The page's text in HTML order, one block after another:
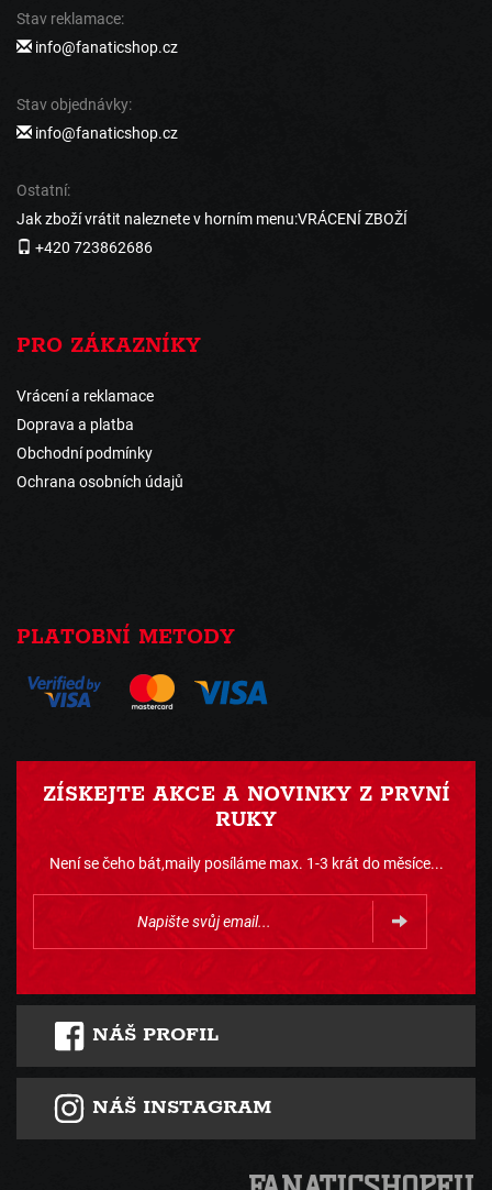
Stav reklamace:
info@fanaticshop.cz
Stav objednávky:
info@fanaticshop.cz
Ostatní:
Jak zboží vrátit naleznete v horním menu:VRÁCENÍ ZBOŽÍ
+420 723862686
PRO ZÁKAZNÍKY
Vrácení a reklamace
Doprava a platba
Obchodní podmínky
Ochrana osobních údajů
PLATOBNÍ METODY
ZÍSKEJTE AKCE A NOVINKY Z PRVNÍ
RUKY
Není se čeho bát,maily posíláme max. 1-3 krát do měsíce...
NÁŠ PROFIL
NÁŠ INSTAGRAM